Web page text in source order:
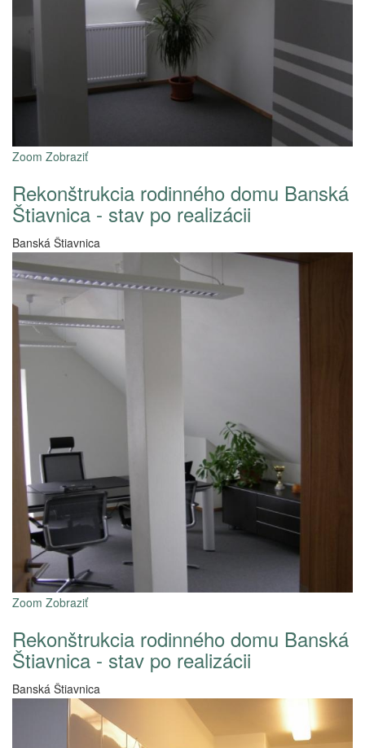
Zoom Zobraziť
Rekonštrukcia rodinného domu Banská
Štiavnica - stav po realizácii
Banská Štiavnica
Zoom Zobraziť
Rekonštrukcia rodinného domu Banská
Štiavnica - stav po realizácii
Banská Štiavnica